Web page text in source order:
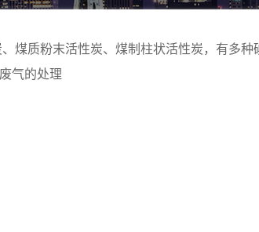
煤质粉末活性炭、煤制柱状活性炭，有多种
气的处理